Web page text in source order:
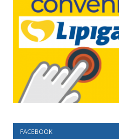
FACEBOOK